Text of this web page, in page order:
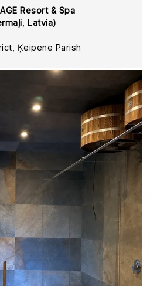
Resort & Spa
Latvia)
Ķeipene Parish